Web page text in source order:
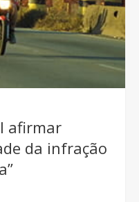
afirmar
da infração